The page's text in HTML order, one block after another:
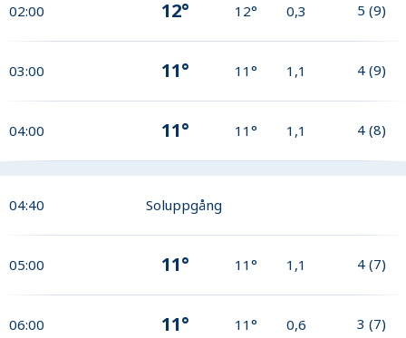
02:00 12° 12° 0,3 5 (9)
03:00 11° 11° 1,1 4 (9)
04:00 11° 11° 1,1 4 (8)
04:40 Soluppgång
05:00 11° 11° 1,1 4 (7)
06:00 11° 11° 0,6 3 (7)